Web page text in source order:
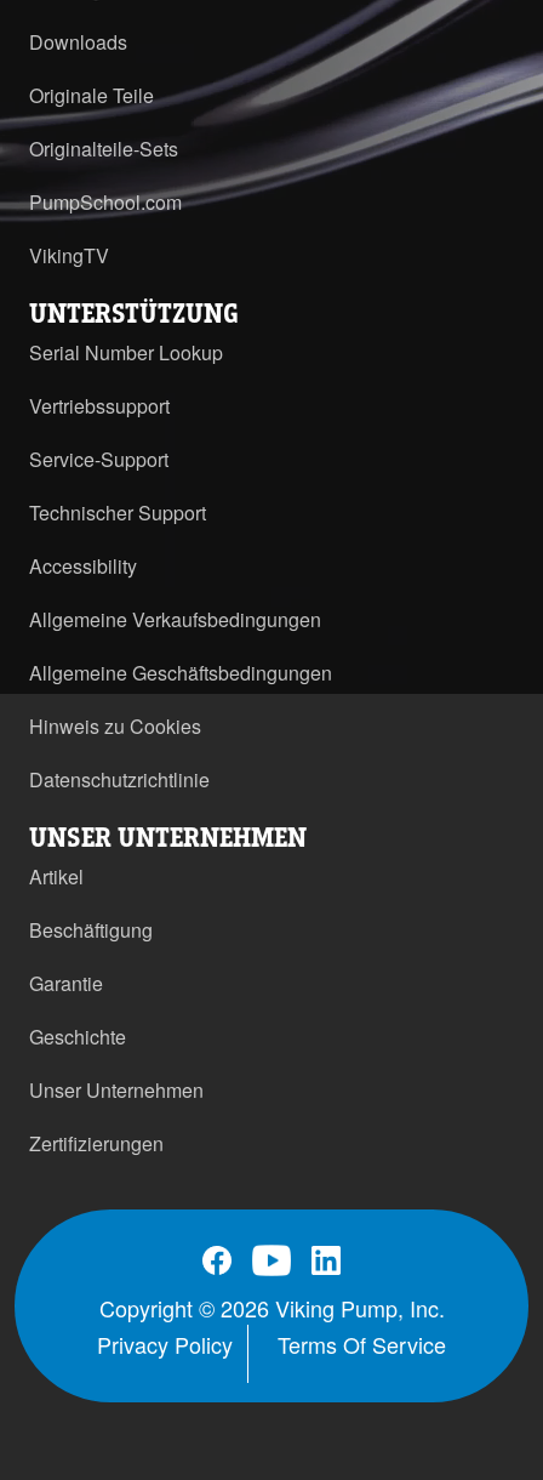
Downloads
Originale Teile
Originalteile-Sets
PumpSchool.com
VikingTV
UNTERSTÜTZUNG
Serial Number Lookup
Vertriebssupport
Service-Support
Technischer Support
Accessibility
Allgemeine Verkaufsbedingungen
Allgemeine Geschäftsbedingungen
Hinweis zu Cookies
Datenschutzrichtlinie
UNSER UNTERNEHMEN
Artikel
Beschäftigung
Garantie
Geschichte
Unser Unternehmen
Zertifizierungen
Copyright © 2026 Viking Pump, Inc.
Privacy Policy
Terms Of Service